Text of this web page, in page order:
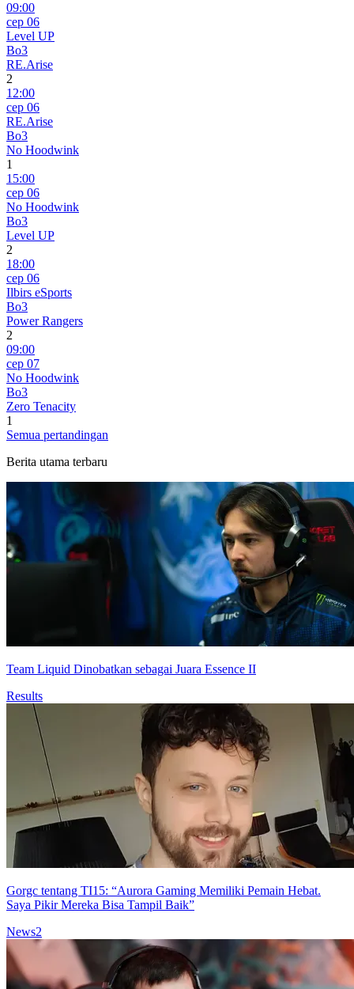
09:00
сер 06
Level UP
Bo3
RE.Arise
2
12:00
сер 06
RE.Arise
Bo3
No Hoodwink
1
15:00
сер 06
No Hoodwink
Bo3
Level UP
2
18:00
сер 06
Ilbirs eSports
Bo3
Power Rangers
2
09:00
сер 07
No Hoodwink
Bo3
Zero Tenacity
1
Semua pertandingan
Berita utama terbaru
Team Liquid Dinobatkan sebagai Juara Essence II
Results
Gorgc tentang TI15: “Aurora Gaming Memiliki Pemain Hebat.
Saya Pikir Mereka Bisa Tampil Baik”
News2